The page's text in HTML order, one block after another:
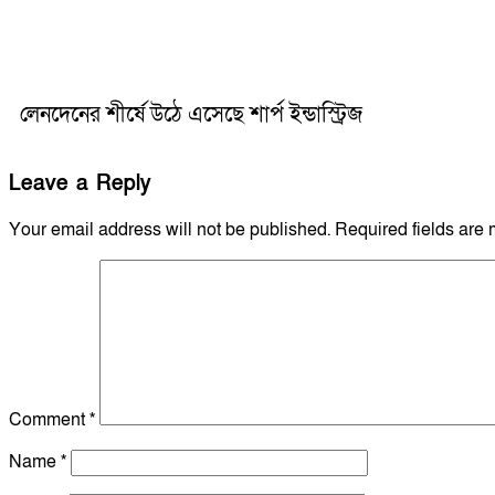
লেনদেনের শীর্ষে উঠে এসেছে শার্প ইন্ডাস্ট্রিজ
Leave a Reply
Your email address will not be published. Required fields are
Comment*
Name*